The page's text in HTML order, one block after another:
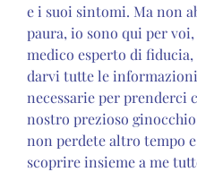
e i suoi sintomi. Ma non
paura, io sono qui per
medico esperto di
darvi tutte le informazioni
necessarie per prenderci
nostro prezioso
non perdete altro tempo
scoprire insieme a me